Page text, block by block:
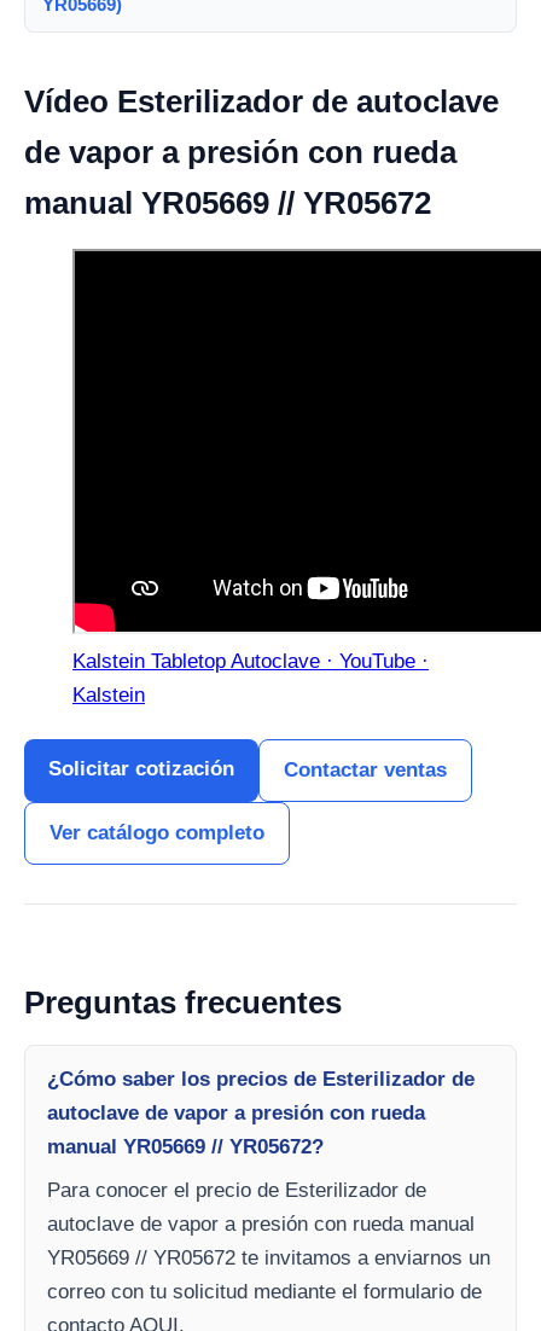
YR05669)
Vídeo Esterilizador de autoclave
de vapor a presión con rueda
manual YR05669 // YR05672
Kalstein Tabletop Autoclave · YouTube ·
Kalstein
Solicitar cotización Contactar ventas
Ver catálogo completo
Preguntas frecuentes
¿Cómo saber los precios de Esterilizador de
autoclave de vapor a presión con rueda
manual YR05669 // YR05672?
Para conocer el precio de Esterilizador de
autoclave de vapor a presión con rueda manual
YR05669 // YR05672 te invitamos a enviarnos un
correo con tu solicitud mediante el formulario de
contacto AQUI.